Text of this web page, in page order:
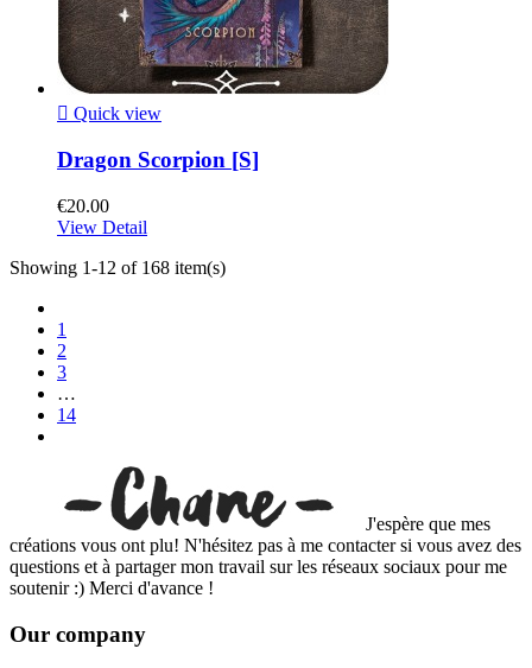
 Quick view
Dragon Scorpion [S]
€20.00
View Detail
Showing 1-12 of 168 item(s)
1
2
3
…
14
J'espère que mes
créations vous ont plu! N'hésitez pas à me contacter si vous avez des
questions et à partager mon travail sur les réseaux sociaux pour me
soutenir :) Merci d'avance !
Our company